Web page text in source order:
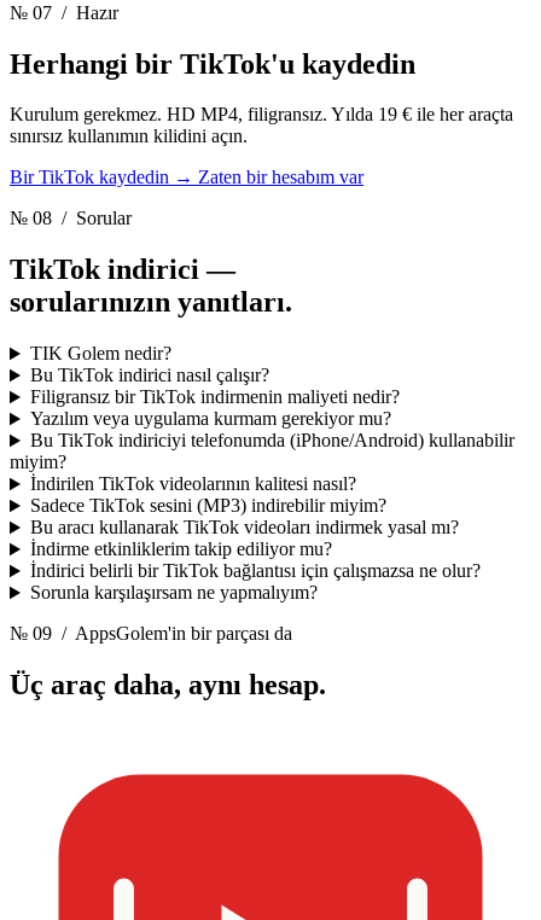
№ 07 / Hazır
Herhangi bir TikTok'u kaydedin
Kurulum gerekmez. HD MP4, filigransız. Yılda 19 € ile her araçta
sınırsız kullanımın kilidini açın.
Bir TikTok kaydedin → Zaten bir hesabım var
№ 08 / Sorular
TikTok indirici —
sorularınızın yanıtları.
TIK Golem nedir?
Bu TikTok indirici nasıl çalışır?
Filigransız bir TikTok indirmenin maliyeti nedir?
Yazılım veya uygulama kurmam gerekiyor mu?
Bu TikTok indiriciyi telefonumda (iPhone/Android) kullanabilir
miyim?
İndirilen TikTok videolarının kalitesi nasıl?
Sadece TikTok sesini (MP3) indirebilir miyim?
Bu aracı kullanarak TikTok videoları indirmek yasal mı?
İndirme etkinliklerim takip ediliyor mu?
İndirici belirli bir TikTok bağlantısı için çalışmazsa ne olur?
Sorunla karşılaşırsam ne yapmalıyım?
№ 09 / AppsGolem'in bir parçası da
Üç araç daha, aynı hesap.